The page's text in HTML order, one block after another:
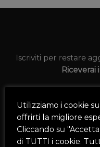
Iscriviti per restare
Utilizziamo i cookie
offrirti la migliore
Cliccando su
di TUTTI i cookie.